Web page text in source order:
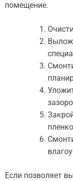
помещение.
Если позволяет